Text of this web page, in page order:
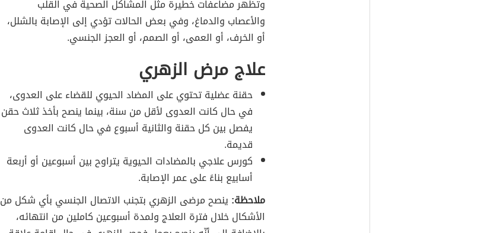
وتظهر مضاعفات خطيرة مثل المشاكل الصحية في القلب
والأعصاب والدماغ، وفي بعض الحالات تؤدي إلى الإصابة بالشلل،
أو الخرف، أو العمى، أو الصمم، أو العجز الجنسي.
علاج مرض الزهري
حقنة عضلية تحتوي على المضاد الحيوي للقضاء على العدوى،
في حال كانت العدوى لأقل من سنة، بينما ينصح بأخذ ثلاث حقن
يفصل بين كل حقنة والثانية أسبوع في حال كانت العدوى
قديمة.
كورس علاجي بالمضادات الحيوية يتراوح بين أسبوعين أو أربعة
أسابيع بناءً على عمر الإصابة.
ملاحظة: ينصح مرضى الزهري بتجنب الاتصال الجنسي بأي شكل من
الأشكال خلال فترة العلاج ولمدة أسبوعين كاملين من انتهائه،